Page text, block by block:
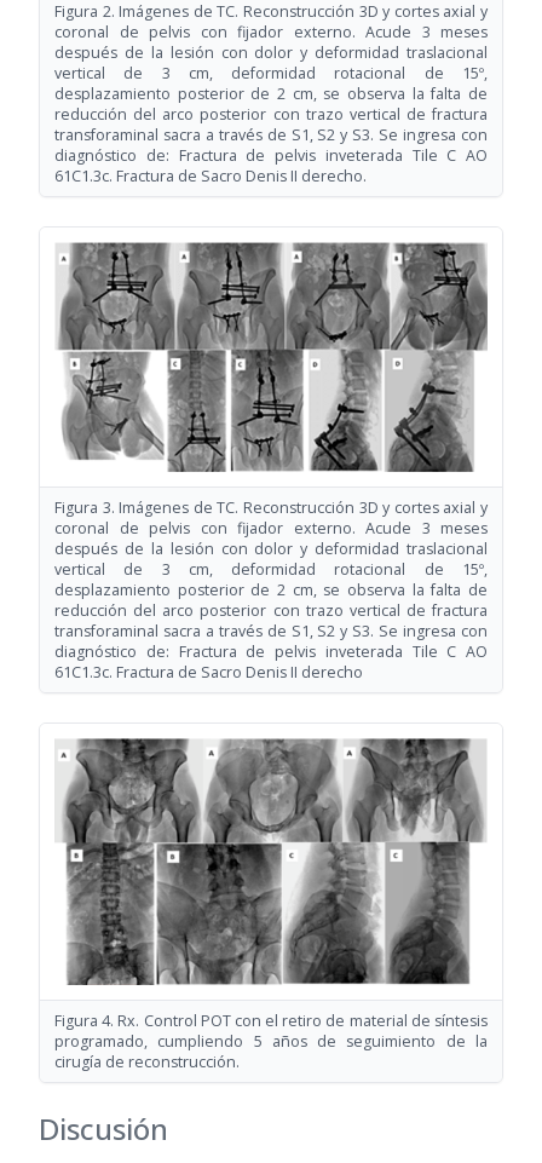
Figura 2. Imágenes de TC. Reconstrucción 3D y cortes axial y
coronal de pelvis con fijador externo. Acude 3 meses
después de la lesión con dolor y deformidad traslacional
vertical de 3 cm, deformidad rotacional de 15º,
desplazamiento posterior de 2 cm, se observa la falta de
reducción del arco posterior con trazo vertical de fractura
transforaminal sacra a través de S1, S2 y S3. Se ingresa con
diagnóstico de: Fractura de pelvis inveterada Tile C AO
61C1.3c. Fractura de Sacro Denis II derecho.
Figura 3. Imágenes de TC. Reconstrucción 3D y cortes axial y
coronal de pelvis con fijador externo. Acude 3 meses
después de la lesión con dolor y deformidad traslacional
vertical de 3 cm, deformidad rotacional de 15º,
desplazamiento posterior de 2 cm, se observa la falta de
reducción del arco posterior con trazo vertical de fractura
transforaminal sacra a través de S1, S2 y S3. Se ingresa con
diagnóstico de: Fractura de pelvis inveterada Tile C AO
61C1.3c. Fractura de Sacro Denis II derecho
Figura 4. Rx. Control POT con el retiro de material de síntesis
programado, cumpliendo 5 años de seguimiento de la
cirugía de reconstrucción.
Discusión